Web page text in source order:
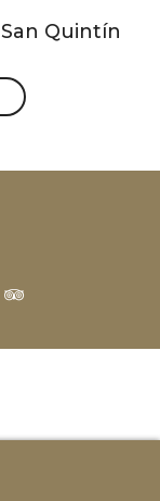
Quintín